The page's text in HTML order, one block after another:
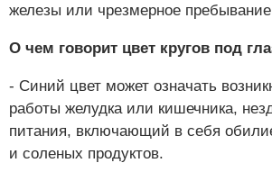
железы или чрезмерное
О чем говорит цвет кругов под
- Синий цвет может означать
работы желудка или кишечника,
питания, включающий в себя
и соленых продуктов.